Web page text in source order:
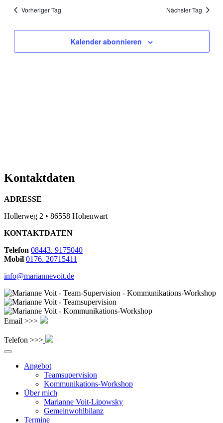
Vorheriger Tag Nächster Tag
Kalender abonnieren
Kontaktdaten
ADRESSE
Hollerweg 2 • 86558 Hohenwart
KONTAKTDATEN
Telefon 08443. 9175040
Mobil 0176. 20715411
info@mariannevoit.de
Email >>>
Telefon >>>
Angebot
Teamsupervision
Kommunikations-Workshop
Über mich
Marianne Voit-Lipowsky
Gemeinwohlbilanz
Termine